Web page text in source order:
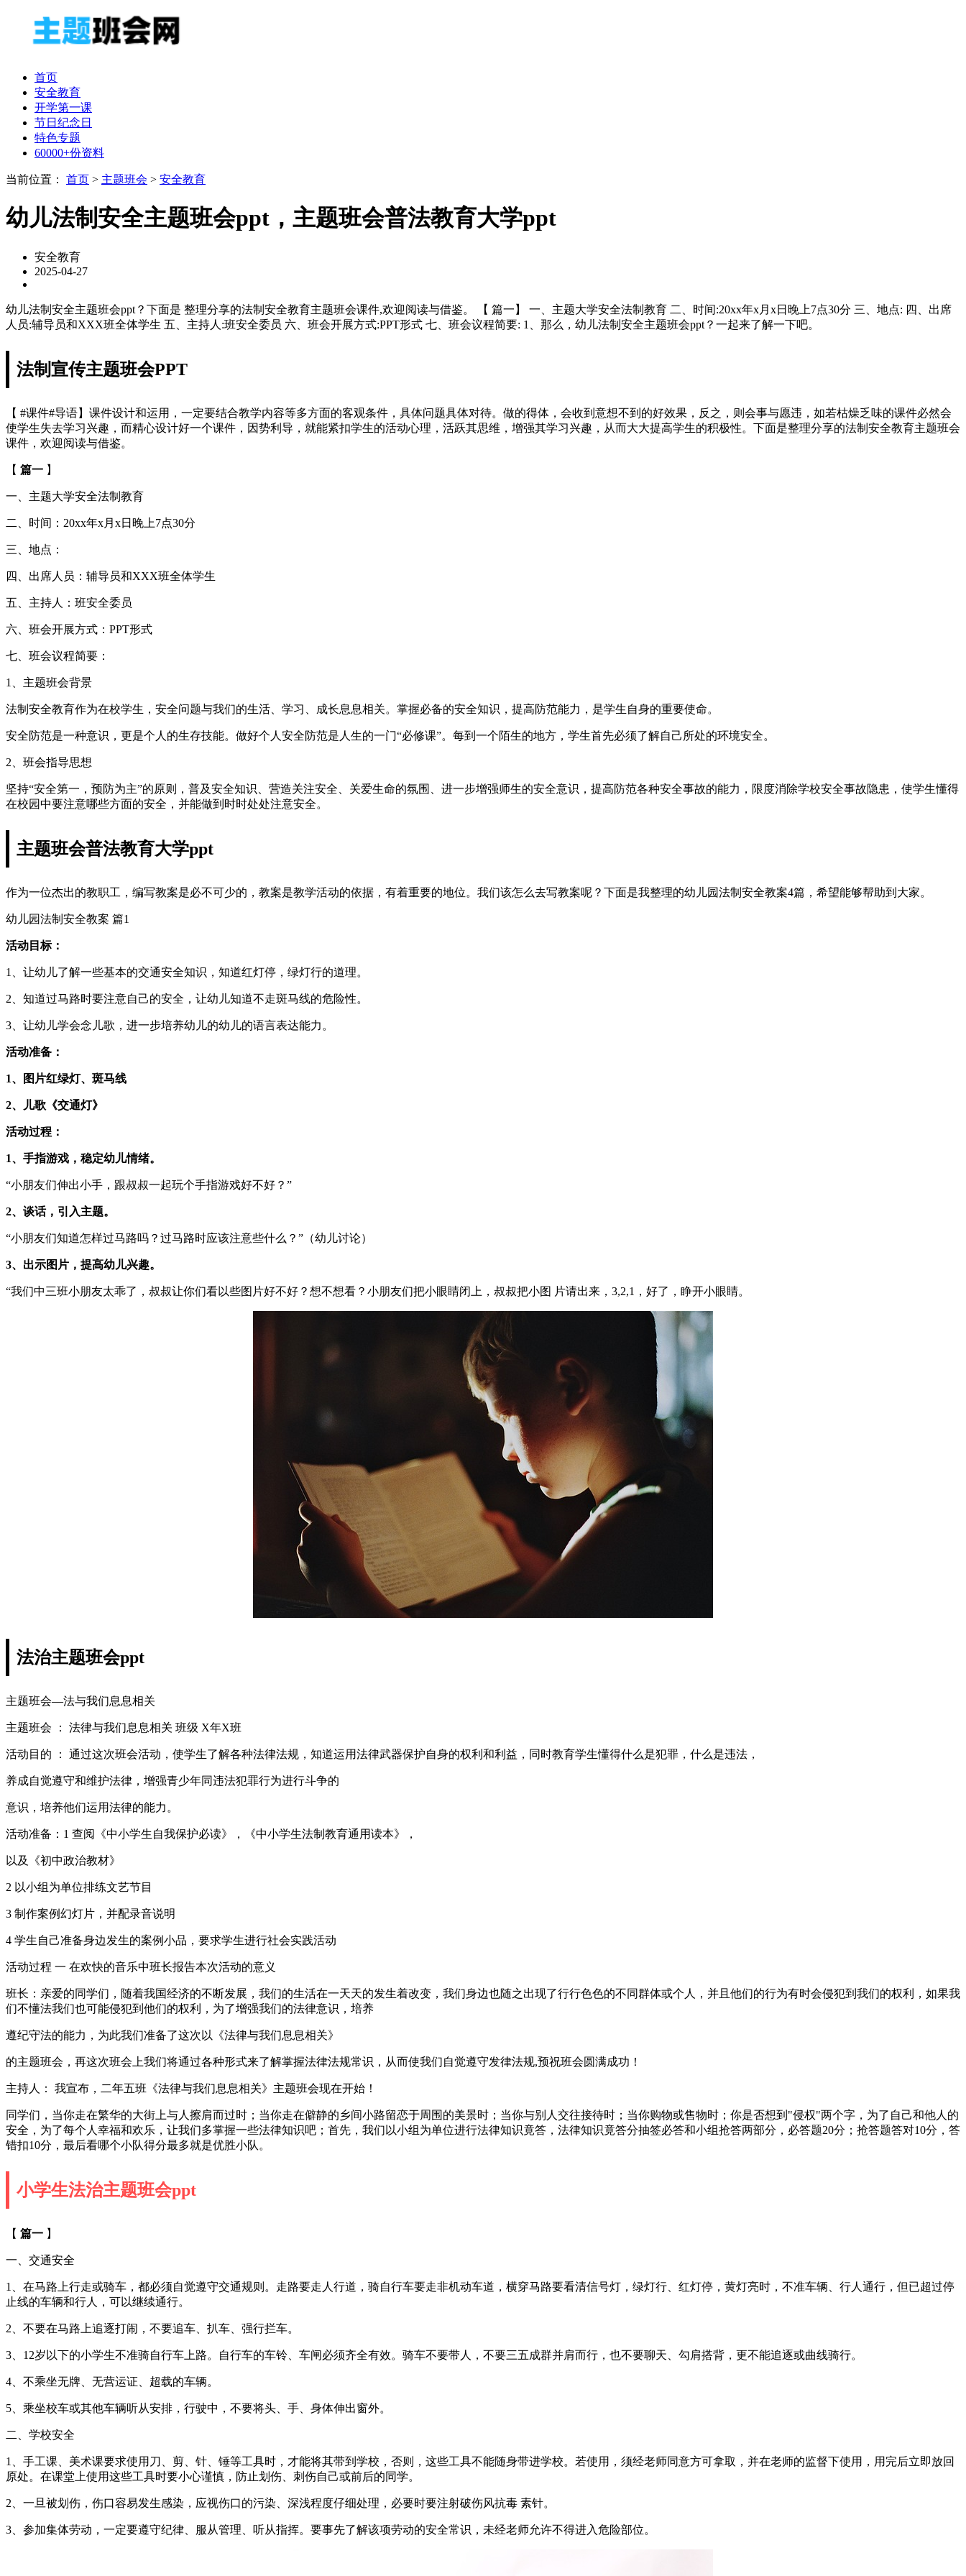
首页
安全教育
开学第一课
节日纪念日
特色专题
60000+份资料
当前位置： 首页 > 主题班会 > 安全教育
幼儿法制安全主题班会ppt，主题班会普法教育大学ppt
安全教育
2025-04-27
幼儿法制安全主题班会ppt？下面是 整理分享的法制安全教育主题班会课件,欢迎阅读与借鉴。 【 篇一】 一、主题大学安全法制教育 二、时间:20xx年x月x日晚上7点30分 三、地点: 四、出席
人员:辅导员和XXX班全体学生 五、主持人:班安全委员 六、班会开展方式:PPT形式 七、班会议程简要: 1、那么，幼儿法制安全主题班会ppt？一起来了解一下吧。
法制宣传主题班会PPT
【 #课件#导语】课件设计和运用，一定要结合教学内容等多方面的客观条件，具体问题具体对待。做的得体，会收到意想不到的好效果，反之，则会事与愿违，如若枯燥乏味的课件必然会
使学生失去学习兴趣，而精心设计好一个课件，因势利导，就能紧扣学生的活动心理，活跃其思维，增强其学习兴趣，从而大大提高学生的积极性。下面是整理分享的法制安全教育主题班会
课件，欢迎阅读与借鉴。
【 篇一 】
一、主题大学安全法制教育
二、时间：20xx年x月x日晚上7点30分
三、地点：
四、出席人员：辅导员和XXX班全体学生
五、主持人：班安全委员
六、班会开展方式：PPT形式
七、班会议程简要：
1、主题班会背景
法制安全教育作为在校学生，安全问题与我们的生活、学习、成长息息相关。掌握必备的安全知识，提高防范能力，是学生自身的重要使命。
安全防范是一种意识，更是个人的生存技能。做好个人安全防范是人生的一门“必修课”。每到一个陌生的地方，学生首先必须了解自己所处的环境安全。
2、班会指导思想
坚持“安全第一，预防为主”的原则，普及安全知识、营造关注安全、关爱生命的氛围、进一步增强师生的安全意识，提高防范各种安全事故的能力，限度消除学校安全事故隐患，使学生懂得
在校园中要注意哪些方面的安全，并能做到时时处处注意安全。
主题班会普法教育大学ppt
作为一位杰出的教职工，编写教案是必不可少的，教案是教学活动的依据，有着重要的地位。我们该怎么去写教案呢？下面是我整理的幼儿园法制安全教案4篇，希望能够帮助到大家。
幼儿园法制安全教案 篇1
活动目标：
1、让幼儿了解一些基本的交通安全知识，知道红灯停，绿灯行的道理。
2、知道过马路时要注意自己的安全，让幼儿知道不走斑马线的危险性。
3、让幼儿学会念儿歌，进一步培养幼儿的幼儿的语言表达能力。
活动准备：
1、图片红绿灯、斑马线
2、儿歌《交通灯》
活动过程：
1、手指游戏，稳定幼儿情绪。
“小朋友们伸出小手，跟叔叔一起玩个手指游戏好不好？”
2、谈话，引入主题。
“小朋友们知道怎样过马路吗？过马路时应该注意些什么？”（幼儿讨论）
3、出示图片，提高幼儿兴趣。
“我们中三班小朋友太乖了，叔叔让你们看以些图片好不好？想不想看？小朋友们把小眼睛闭上，叔叔把小图 片请出来，3,2,1，好了，睁开小眼睛。
法治主题班会ppt
主题班会—法与我们息息相关
主题班会 ： 法律与我们息息相关 班级 X年X班
活动目的 ： 通过这次班会活动，使学生了解各种法律法规，知道运用法律武器保护自身的权利和利益，同时教育学生懂得什么是犯罪，什么是违法，
养成自觉遵守和维护法律，增强青少年同违法犯罪行为进行斗争的
意识，培养他们运用法律的能力。
活动准备：1 查阅《中小学生自我保护必读》，《中小学生法制教育通用读本》，
以及《初中政治教材》
2 以小组为单位排练文艺节目
3 制作案例幻灯片，并配录音说明
4 学生自己准备身边发生的案例小品，要求学生进行社会实践活动
活动过程 一 在欢快的音乐中班长报告本次活动的意义
班长：亲爱的同学们，随着我国经济的不断发展，我们的生活在一天天的发生着改变，我们身边也随之出现了行行色色的不同群体或个人，并且他们的行为有时会侵犯到我们的权利，如果我
们不懂法我们也可能侵犯到他们的权利，为了增强我们的法律意识，培养
遵纪守法的能力，为此我们准备了这次以《法律与我们息息相关》
的主题班会，再这次班会上我们将通过各种形式来了解掌握法律法规常识，从而使我们自觉遵守发律法规,预祝班会圆满成功！
主持人： 我宣布，二年五班《法律与我们息息相关》主题班会现在开始！
同学们，当你走在繁华的大街上与人擦肩而过时；当你走在僻静的乡间小路留恋于周围的美景时；当你与别人交往接待时；当你购物或售物时；你是否想到"侵权"两个字，为了自己和他人的
安全，为了每个人幸福和欢乐，让我们多掌握一些法律知识吧；首先，我们以小组为单位进行法律知识竟答，法律知识竟答分抽签必答和小组抢答两部分，必答题20分；抢答题答对10分，答
错扣10分，最后看哪个小队得分最多就是优胜小队。
小学生法治主题班会ppt
【 篇一 】
一、交通安全
1、在马路上行走或骑车，都必须自觉遵守交通规则。走路要走人行道，骑自行车要走非机动车道，横穿马路要看清信号灯，绿灯行、红灯停，黄灯亮时，不准车辆、行人通行，但已超过停
止线的车辆和行人，可以继续通行。
2、不要在马路上追逐打闹，不要追车、扒车、强行拦车。
3、12岁以下的小学生不准骑自行车上路。自行车的车铃、车闸必须齐全有效。骑车不要带人，不要三五成群并肩而行，也不要聊天、勾肩搭背，更不能追逐或曲线骑行。
4、不乘坐无牌、无营运证、超载的车辆。
5、乘坐校车或其他车辆听从安排，行驶中，不要将头、手、身体伸出窗外。
二、学校安全
1、手工课、美术课要求使用刀、剪、针、锤等工具时，才能将其带到学校，否则，这些工具不能随身带进学校。若使用，须经老师同意方可拿取，并在老师的监督下使用，用完后立即放回
原处。在课堂上使用这些工具时要小心谨慎，防止划伤、刺伤自己或前后的同学。
2、一旦被划伤，伤口容易发生感染，应视伤口的污染、深浅程度仔细处理，必要时要注射破伤风抗毒 素针。
3、参加集体劳动，一定要遵守纪律、服从管理、听从指挥。要事先了解该项劳动的安全常识，未经老师允许不得进入危险部位。